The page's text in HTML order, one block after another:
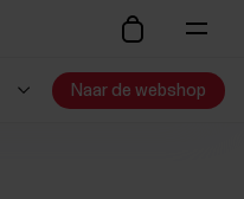
Naar de webshop